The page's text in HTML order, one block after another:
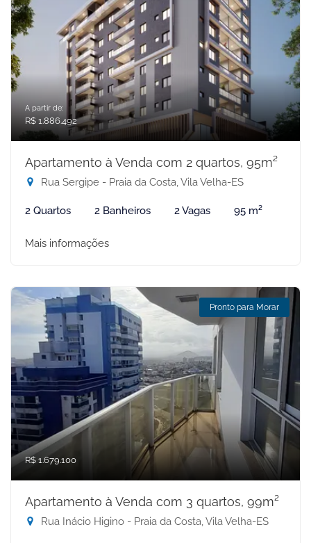
A partir de:
R$ 1.886.492
Apartamento à Venda com 2 quartos, 95m²
Rua Sergipe - Praia da Costa, Vila Velha-ES
2 Quartos 2 Banheiros 2 Vagas 95 m²
Mais informações
Pronto para Morar
R$ 1.679.100
Apartamento à Venda com 3 quartos, 99m²
Rua Inácio Higino - Praia da Costa, Vila Velha-ES